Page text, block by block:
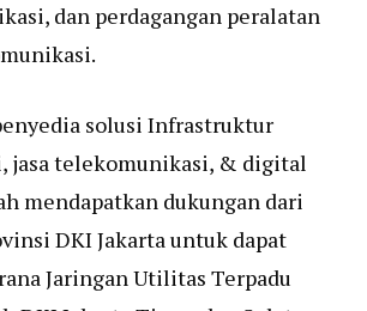
dan perdagangan peralatan
solusi Infrastruktur
jasa telekomunikasi, & digital
mendapatkan dukungan dari
DKI Jakarta untuk dapat
Jaringan Utilitas Terpadu